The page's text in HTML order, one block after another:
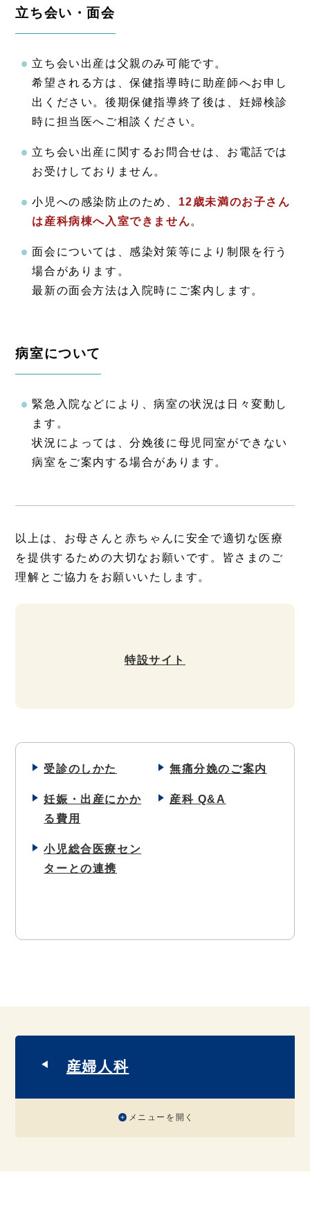
立ち会い・面会
立ち会い出産は父親のみ可能です。
希望される方は、保健指導時に助産師へお申し
出ください。後期保健指導終了後は、妊婦検診
時に担当医へご相談ください。
立ち会い出産に関するお問合せは、お電話では
お受けしておりません。
小児への感染防止のため、 12歳未満のお子さん
は産科病棟へ入室できません。
面会については、感染対策等により制限を行う
場合があります。
最新の面会方法は入院時にご案内します。
病室について
緊急入院などにより、病室の状況は日々変動し
ます。
状況によっては、分娩後に母児同室ができない
病室をご案内する場合があります。
以上は、お母さんと赤ちゃんに安全で適切な医療
を提供するための大切なお願いです。皆さまのご
理解とご協力をお願いいたします。
特設サイト
受診のしかた 無痛分娩のご案内
妊娠・出産にかか
る費用
産科 Q&A
小児総合医療セン
ターとの連携
産婦人科
メニューを開く